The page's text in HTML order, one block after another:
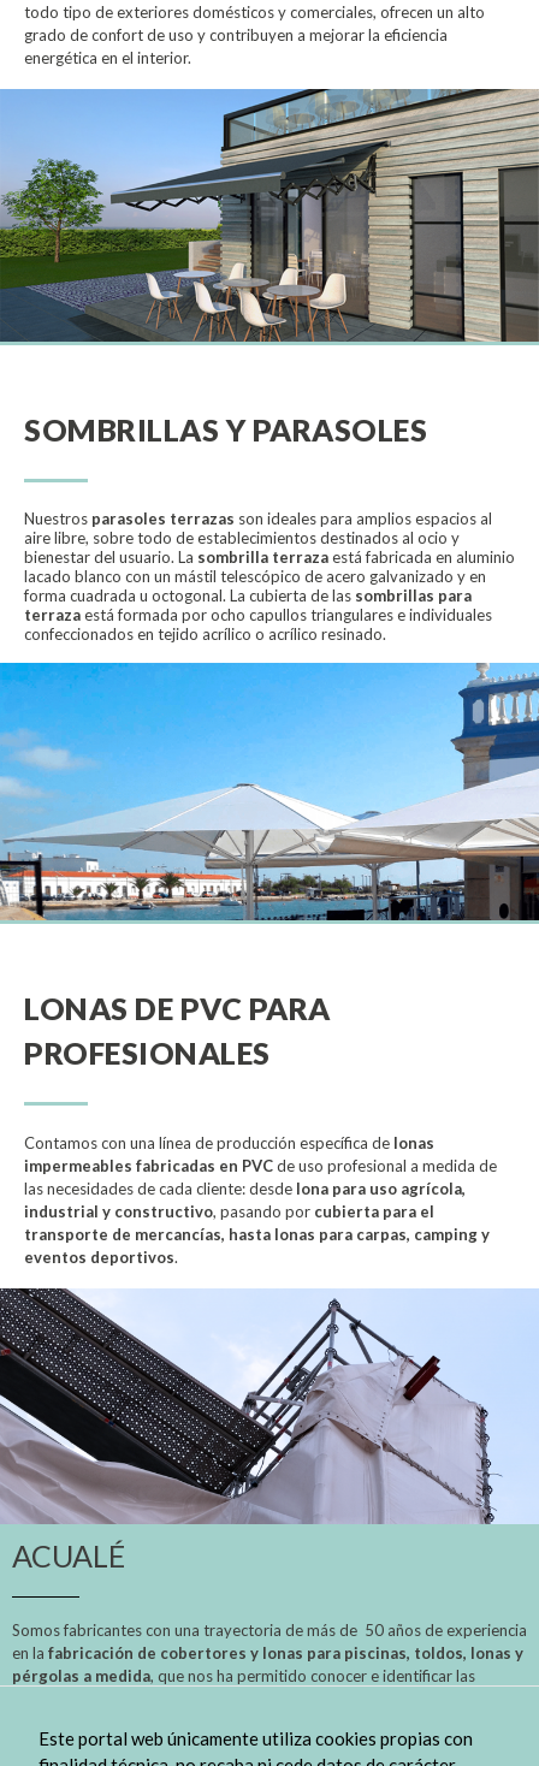
todo tipo de exteriores domésticos y comerciales, ofrecen un alto
grado de confort de uso y contribuyen a mejorar la eficiencia
energética en el interior.
SOMBRILLAS Y PARASOLES
Nuestros parasoles terrazas son ideales para amplios espacios al
aire libre, sobre todo de establecimientos destinados al ocio y
bienestar del usuario. La sombrilla terrazaestá fabricada en aluminio
lacado blanco con un mástil telescópico de acero galvanizado y en
forma cuadrada u octogonal. La cubierta de las sombrillas para
terrazaestá formada por ocho capullos triangulares e individuales
confeccionados en tejido acrílico o acrílico resinado.
LONAS DE PVC PARA
PROFESIONALES
Contamos con una línea de producción específica de lonas
impermeables fabricadas en PVCde uso profesional a medida de
las necesidades de cada cliente: desde lona para uso agrícola,
industrial y constructivo, pasando por cubierta para el
transporte de mercancías, hasta lonas para carpas, camping y
eventos deportivos.
ACUALÉ
Somos fabricantes con una trayectoria de más de 50 años de experiencia
en la fabricación de cobertores y lonas para piscinas, toldos, lonas y
pérgolas a medida, que nos ha permitido conocer e identificar las
catálogo a medida destinado a cubrir las necesidades de tu hogar o
Este portal web únicamente utiliza cookies propias con